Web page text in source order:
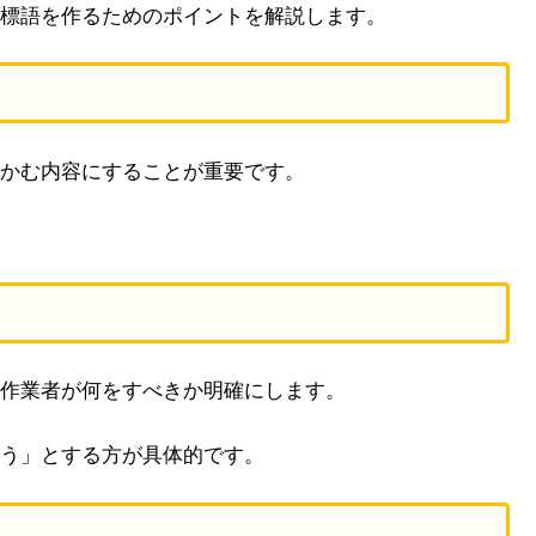
語を作るためのポイントを解説します。
む内容にすることが重要です。
業者が何をすべきか明確にします。
」とする方が具体的です。